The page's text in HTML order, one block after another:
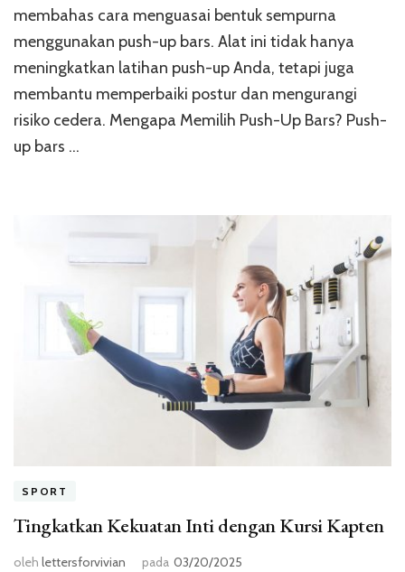
membahas cara menguasai bentuk sempurna
menggunakan push-up bars. Alat ini tidak hanya
meningkatkan latihan push-up Anda, tetapi juga
membantu memperbaiki postur dan mengurangi
risiko cedera. Mengapa Memilih Push-Up Bars? Push-
up bars …
SPORT
Tingkatkan Kekuatan Inti dengan Kursi Kapten
oleh lettersforvivian pada 03/20/2025